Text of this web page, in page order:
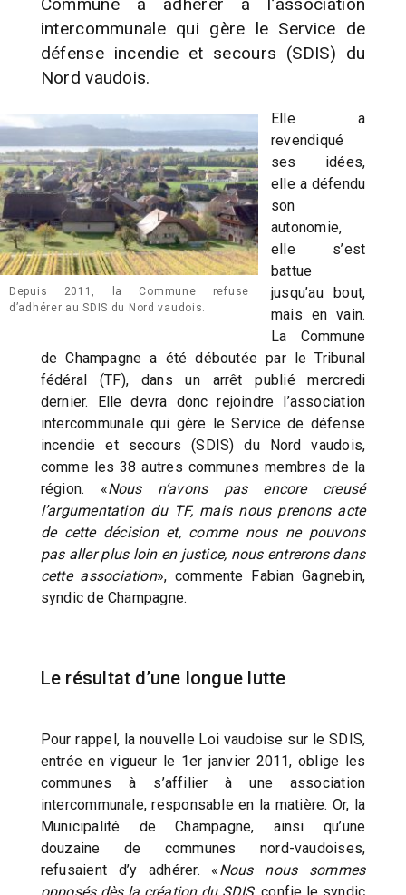
intercommunale qui gère le Service de
défense incendie et secours (SDIS) du
Nord vaudois.
Depuis 2011, la Commune refuse
d’adhérer au SDIS du Nord vaudois.
Elle a
revendiqué
ses idées,
elle a défendu
son
autonomie,
elle s’est
battue
jusqu’au bout,
mais en vain.
La Commune
de Champagne a été déboutée par le Tribunal
fédéral (TF), dans un arrêt publié mercredi
dernier. Elle devra donc rejoindre l’association
intercommunale qui gère le Service de défense
incendie et secours (SDIS) du Nord vaudois,
comme les 38 autres communes membres de la
région. «Nous n’avons pas encore creusé
l’argumentation du TF, mais nous prenons acte
de cette décision et, comme nous ne pouvons
pas aller plus loin en justice, nous entrerons dans
cette association», commente Fabian Gagnebin,
syndic de Champagne.
Le résultat d’une longue lutte
Pour rappel, la nouvelle Loi vaudoise sur le SDIS,
entrée en vigueur le 1er janvier 2011, oblige les
communes à s’affilier à une association
intercommunale, responsable en la matière. Or, la
Municipalité de Champagne, ainsi qu’une
douzaine de communes nord-vaudoises,
refusaient d’y adhérer. «Nous nous sommes